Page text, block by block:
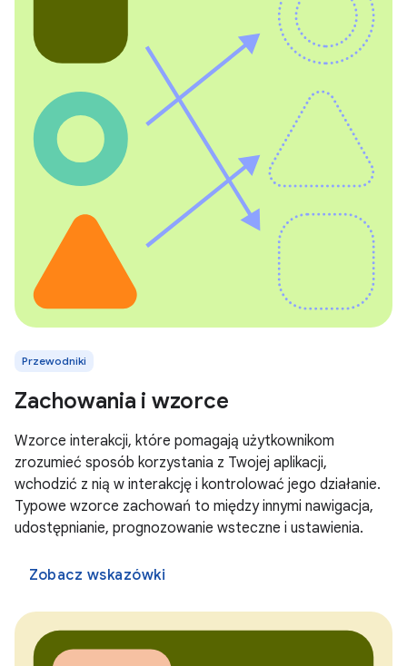
Przewodniki
Zachowania i wzorce
Wzorce interakcji, które pomagają użytkownikom
zrozumieć sposób korzystania z Twojej aplikacji,
wchodzić z nią w interakcję i kontrolować jego działanie.
Typowe wzorce zachowań to między innymi nawigacja,
udostępnianie, prognozowanie wsteczne i ustawienia.
Zobacz wskazówki